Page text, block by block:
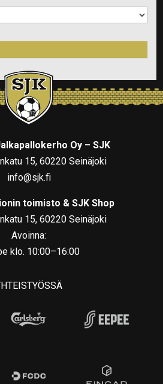
Oy – SJK
15, 60220 Seinäjoki
info@sjk.fi
toimisto & SJK Shop
15, 60220 Seinäjoki
Avoinna:
klo. 10:00–16:00